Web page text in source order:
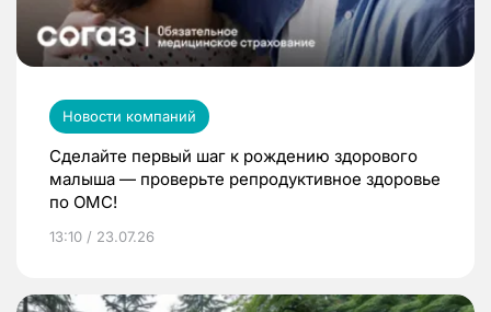
Новости компаний
Сделайте первый шаг к рождению здорового
малыша — проверьте репродуктивное здоровье
по ОМС!
13:10 / 23.07.26